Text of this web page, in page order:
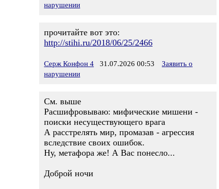
нарушении
прочитайте вот это:
http://stihi.ru/2018/06/25/2466
Серж Конфон 4 31.07.2026 00:53
Заявить о
нарушении
См. выше
Расшифровываю: мифические мишени -
поиски несуществующего врага
А расстрелять мир, промазав - агрессия
вследствие своих ошибок.
Ну, метафора же! А Вас понесло...
Доброй ночи